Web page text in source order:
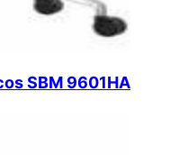
SBM 9601HA